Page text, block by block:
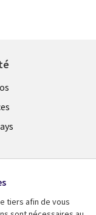
presse
tiers afin de vous